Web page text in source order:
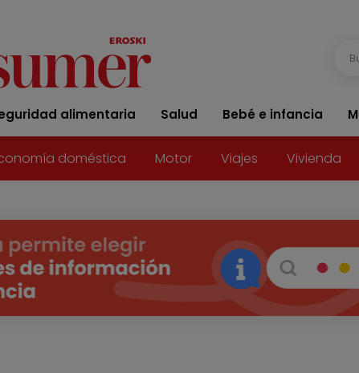
alimentaria Salud Bebé e infancia
doméstica Motor Viajes Vivienda